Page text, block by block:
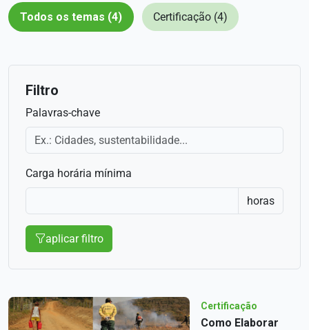
Todos os temas (4) Certificação (4)
Certificação
Como Elaborar
Filtro
Palavras-chave
Carga horária mínima
horas
aplicar filtro